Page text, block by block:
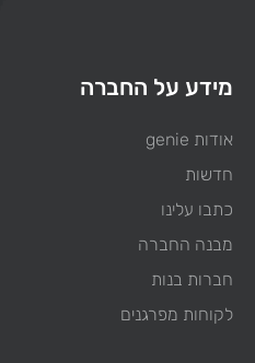
מידע על החברה
אודות genie
חדשות
כתבו עלינו
מבנה החברה
חברות בנות
לקוחות מפרגנים